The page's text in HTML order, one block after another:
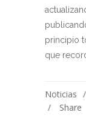
principio
que
Noticias
Share